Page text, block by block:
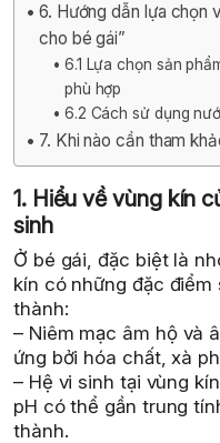
6. Hướng dẫn lựa chọn
cho bé gái”
6.1 Lựa chọn sản
phù hợp
6.2 Cách sử dụng
7. Khi nào cần tham
1. Hiểu về vùng kín
sinh
Ở bé gái, đặc biệt là
kín có những đặc
thành:
– Niêm mạc âm hộ và
ứng bởi hóa chất, xà
– Hệ vi sinh tại vùng
pH có thể gần trung
thành.